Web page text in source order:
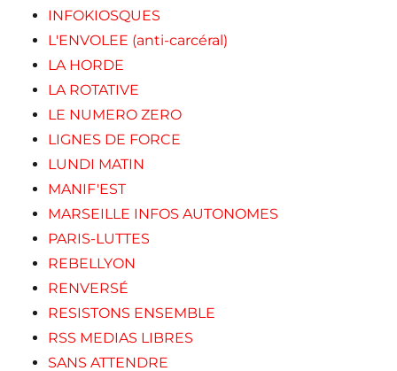
INFOKIOSQUES
L'ENVOLEE (anti-carcéral)
LA HORDE
LA ROTATIVE
LE NUMERO ZERO
LIGNES DE FORCE
LUNDI MATIN
MANIF'EST
MARSEILLE INFOS AUTONOMES
PARIS-LUTTES
REBELLYON
RENVERSÉ
RESISTONS ENSEMBLE
RSS MEDIAS LIBRES
SANS ATTENDRE